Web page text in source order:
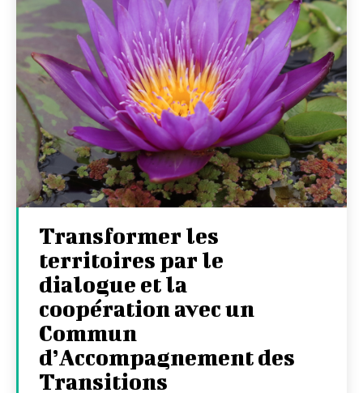
Transformer les
territoires par le
dialogue et la
coopération avec un
Commun
d’Accompagnement des
Transitions